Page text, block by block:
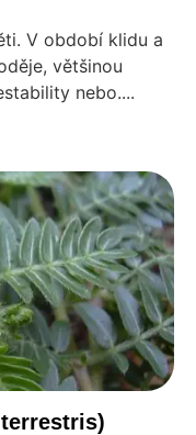
V období klidu a
většinou
nebo....